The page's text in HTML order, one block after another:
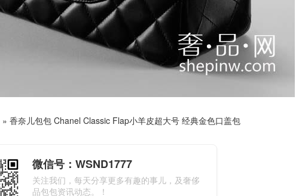
» 香奈儿包包 Chanel Classic Flap小羊皮超大号 经典金色口盖包
微信号：WSND1777
关注我们，每天分享更多有趣的事儿，及奢侈
品包包资讯动态。！